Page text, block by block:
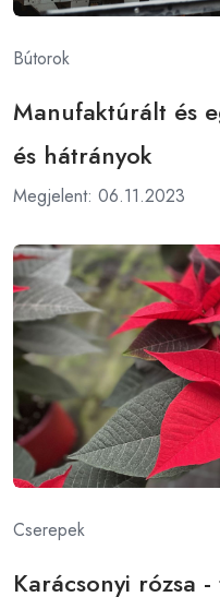
Bútorok
Manufaktúrált és
és hátrányok
Megjelent: 06.11.2023
Cserepek
Karácsonyi rózsa